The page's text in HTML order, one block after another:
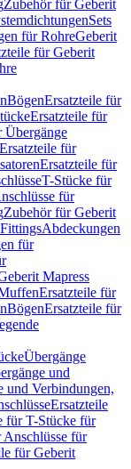
Zubehör für Geberit
Sets
für RohreGeberit
für Geberit
BögenErsatzteile für
Ersatzteile für
Übergänge
Ersatzteile für
Ersatzteile für
T-Stücke für
für
Zubehör für Geberit
Abdeckungen
für
Mapress
Ersatzteile für
BögenErsatzteile für
Übergänge
und
und Verbindungen,
Ersatzteile
für T-Stücke für
Anschlüsse für
für Geberit